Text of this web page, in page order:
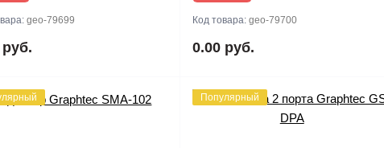
geo-79699 Код товара:geo-79700
0.00 руб.
Популярный